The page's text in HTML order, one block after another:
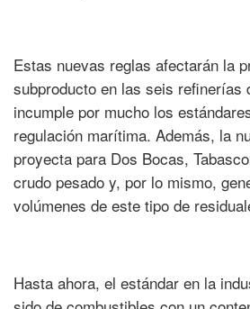
Estas nuevas reglas afectarán la
subproducto en las seis refinerías
incumple por mucho los
regulación marítima. Además, la
proyecta para Dos Bocas,
crudo pesado y, por lo mismo,
volúmenes de este tipo de
Hasta ahora, el estándar en la